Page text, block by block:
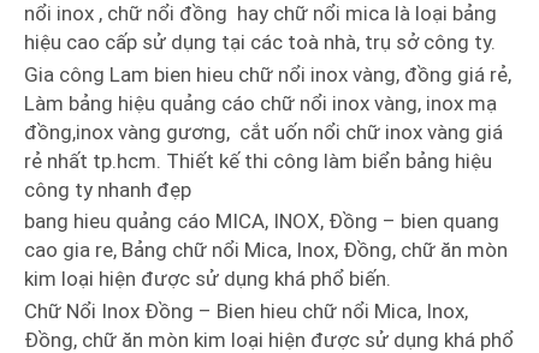
nổi inox , chữ nổi đồng hay chữ nổi mica là loại bảng
hiệu cao cấp sử dụng tại các toà nhà, trụ sở công ty.
Gia công Lam bien hieu chữ nổi inox vàng, đồng giá rẻ,
Làm bảng hiệu quảng cáo chữ nổi inox vàng, inox mạ
đồng,inox vàng gương, cắt uốn nổi chữ inox vàng giá
rẻ nhất tp.hcm. Thiết kế thi công làm biển bảng hiệu
công ty nhanh đẹp
bang hieu quảng cáo MICA, INOX, Đồng – bien quang
cao gia re, Bảng chữ nổi Mica, Inox, Đồng, chữ ăn mòn
kim loại hiện được sử dụng khá phổ biến.
Chữ Nổi Inox Đồng – Bien hieu chữ nổi Mica, Inox,
Đồng, chữ ăn mòn kim loại hiện được sử dụng khá phổ